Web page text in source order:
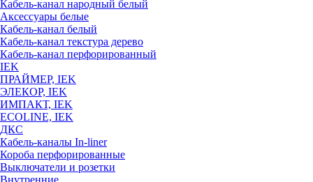
Кабель-канал народный белый
Аксессуары белые
Кабель-канал белый
Кабель-канал текстура дерево
Кабель-канал перфорированный
IEK
ПРАЙМЕР, IEK
ЭЛЕКОР, IEK
ИМПАКТ, IEK
ECOLINE, IEK
ДКС
Кабель-каналы In-liner
Короба перфорированные
Выключатели и розетки
Внутренние